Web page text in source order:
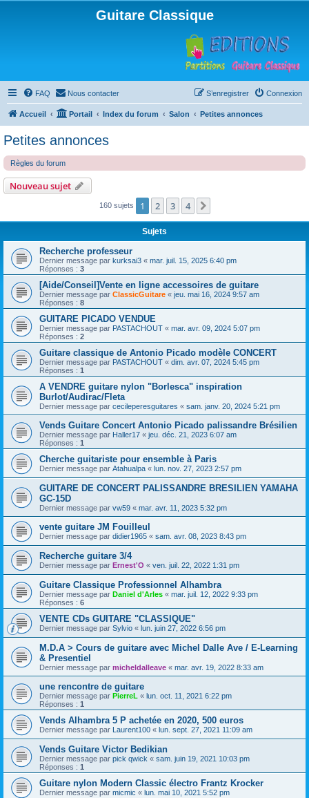
Guitare Classique
FAQ Nous contacter Connexion
S’enregistrer
Accueil Portail Index du forum Salon Petites annonces
Petites annonces
Règles du forum
Nouveau sujet
160 sujets 1 2 3 4
Sujets
Recherche professeur
Dernier message par kurksai3 « mar. juil. 15, 2025 6:40 pm
Réponses : 3
[Aide/Conseil]Vente en ligne accessoires de guitare
Dernier message par ClassicGuitare « jeu. mai 16, 2024 9:57 am
Réponses : 8
GUITARE PICADO VENDUE
Dernier message par PASTACHOUT « mar. avr. 09, 2024 5:07 pm
Réponses : 2
Guitare classique de Antonio Picado modèle CONCERT
Dernier message par PASTACHOUT « dim. avr. 07, 2024 5:45 pm
Réponses : 1
A VENDRE guitare nylon "Borlesca" inspiration
Burlot/Audirac/Fleta
Dernier message par cecileperesguitares « sam. janv. 20, 2024 5:21 pm
Vends Guitare Concert Antonio Picado palissandre Brésilien
Dernier message par Haller17 « jeu. déc. 21, 2023 6:07 am
Réponses : 1
Cherche guitariste pour ensemble à Paris
Dernier message par Atahualpa « lun. nov. 27, 2023 2:57 pm
GUITARE DE CONCERT PALISSANDRE BRESILIEN YAMAHA
GC-15D
Dernier message par vw59 « mar. avr. 11, 2023 5:32 pm
vente guitare JM Fouilleul
Dernier message par didier1965 « sam. avr. 08, 2023 8:43 pm
Recherche guitare 3/4
Dernier message par Ernest'O « ven. juil. 22, 2022 1:31 pm
Guitare Classique Professionnel Alhambra
Dernier message par Daniel d'Arles « mar. juil. 12, 2022 9:33 pm
Réponses : 6
VENTE CDs GUITARE "CLASSIQUE"
Dernier message par Sylvio « lun. juin 27, 2022 6:56 pm
M.D.A > Cours de guitare avec Michel Dalle Ave / E-Learning
& Presentiel
Dernier message par micheldalleave « mar. avr. 19, 2022 8:33 am
une rencontre de guitare
Dernier message par PierreL « lun. oct. 11, 2021 6:22 pm
Réponses : 1
Vends Alhambra 5 P achetée en 2020, 500 euros
Dernier message par Laurent100 « lun. sept. 27, 2021 11:09 am
Vends Guitare Victor Bedikian
Dernier message par pick qwick « sam. juin 19, 2021 10:03 pm
Réponses : 1
Guitare nylon Modern Classic électro Frantz Krocker
Dernier message par micmic « lun. mai 10, 2021 5:52 pm